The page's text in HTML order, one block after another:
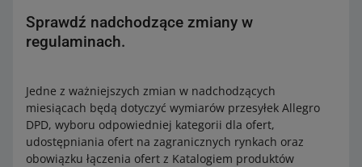
Sprawdź nadchodzące zmiany w
regulaminach.
Jedne z ważniejszych zmian w nadchodzących
miesiącach będą dotyczyć wymiarów przesyłek Allegro
DPD, wyboru odpowiedniej kategorii dla ofert,
udostępniania ofert na zagranicznych rynkach oraz
obowiązku łączenia ofert z Katalogiem produktów